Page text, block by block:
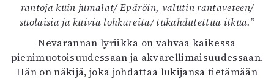
rantoja kuin jumalat/ Epäröin, valutin rantaveteen/
suolaisia ja kuivia lohkareita/ tukahdutettua itkua.”
Nevarannan lyriikka on vahvaa kaikessa
pienimuotoisuudessaan ja akvarellimaisuudessaan.
Hän on näkijä, joka johdattaa lukijansa tietämään